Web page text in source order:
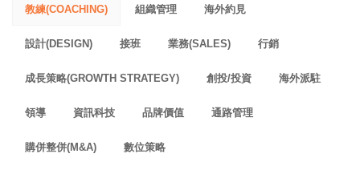
教練(COACHING) 組織管理 海外約見
設計(DESIGN) 接班 業務(SALES) 行銷
成長策略(GROWTH STRATEGY) 創投/投資 海外派駐
領導 資訊科技 品牌價值 通路管理
購併整併(M&A) 數位策略